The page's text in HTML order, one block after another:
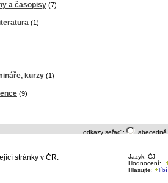
a časopisy (7)
(1)
kurzy (1)
(9)
odkazy seřaď : abecedně
Jazyk: ČJ
Hodnocení:
Hlasujte:
líbí
stránky v ČR.